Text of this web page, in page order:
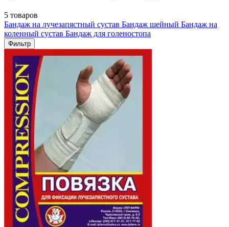
5 товаров
Бандаж на лучезапястный сустав Бандаж шейный Бандаж на
коленный сустав Бандаж для голеностопа
Фильтр